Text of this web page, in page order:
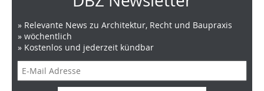
» Relevante News zu Architektur, Recht und Baupraxis
» wöchentlich
» Kostenlos und jederzeit kündbar